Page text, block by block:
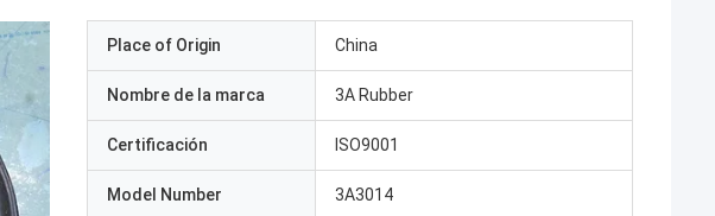
Place of Origin China
Nombre de la marca 3A Rubber
Certificación ISO9001
Model Number 3A3014